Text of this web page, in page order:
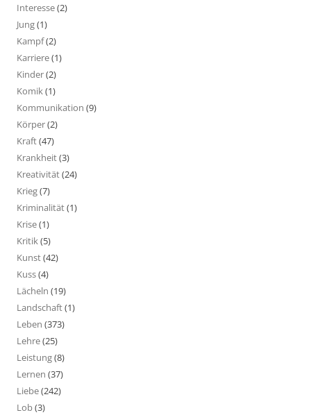
Interesse(2)
Jung(1)
Kampf(2)
Karriere(1)
Kinder(2)
Komik(1)
Kommunikation (9)
Körper(2)
Kraft(47)
Krankheit(3)
Kreativität(24)
Krieg(7)
Kriminalität(1)
Krise(1)
Kritik(5)
Kunst(42)
Kuss(4)
Lächeln (19)
Landschaft(1)
Leben (373)
Lehre(25)
Leistung(8)
Lernen (37)
Liebe(242)
Lob(3)